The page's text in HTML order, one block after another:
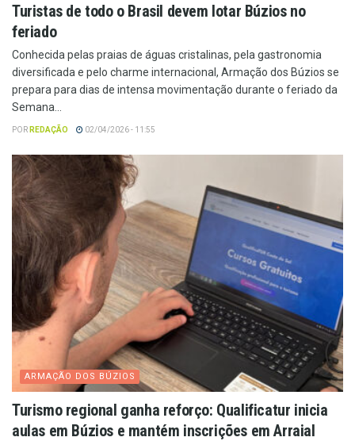
Turistas de todo o Brasil devem lotar Búzios no
feriado
Conhecida pelas praias de águas cristalinas, pela gastronomia
diversificada e pelo charme internacional, Armação dos Búzios se
prepara para dias de intensa movimentação durante o feriado da
Semana...
POR REDAÇÃO 02/04/2026 - 11:55
ARMAÇÃO DOS BÚZIOS
Turismo regional ganha reforço: Qualificatur inicia
aulas em Búzios e mantém inscrições em Arraial